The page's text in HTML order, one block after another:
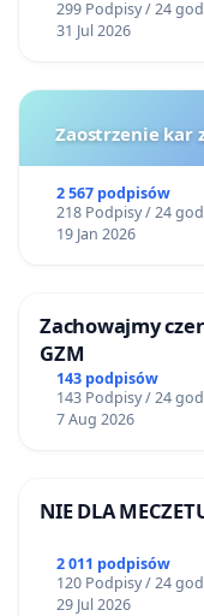
299 Podpisy / 24
31 Jul 2026
Zaostrzenie kar
2 567 podpisów
218 Podpisy / 24
19 Jan 2026
Zachowajmy
GZM
143 podpisów
143 Podpisy / 24
7 Aug 2026
NIE DLA
2 011 podpisów
120 Podpisy / 24
29 Jul 2026